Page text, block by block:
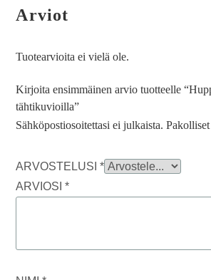
Arviot
Tuotearvioita ei vielä ole.
Kirjoita ensimmäinen arvio tuotteelle
tähtikuvioilla”
Sähköpostiosoitettasi ei julkaista.
ARVOSTELUSI*
ARVIOSI*